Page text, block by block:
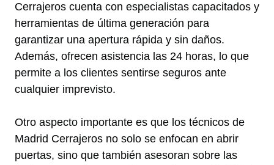
Cerrajeros cuenta con especialistas capacitados y
herramientas de última generación para
garantizar una apertura rápida y sin daños.
Además, ofrecen asistencia las 24 horas, lo que
permite a los clientes sentirse seguros ante
cualquier imprevisto.
Otro aspecto importante es que los técnicos de
Madrid Cerrajeros no solo se enfocan en abrir
puertas, sino que también asesoran sobre las